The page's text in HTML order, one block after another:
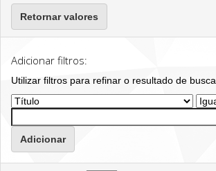
Retornar valores
Adicionar filtros:
Utilizar filtros para refinar o resultado de busca.